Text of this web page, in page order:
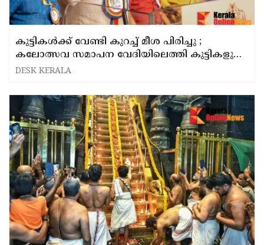
കുട്ടികള്‍ക്ക് വേണ്ടി കുറച്ച് മീശ പിരിച്ചു ;
കലോത്സവ സമാപന വേദിയിലെത്തി കുട്ടികളുടെ
കയ്യടി നേടി മോഹൻലാൽ
DESK KERALA